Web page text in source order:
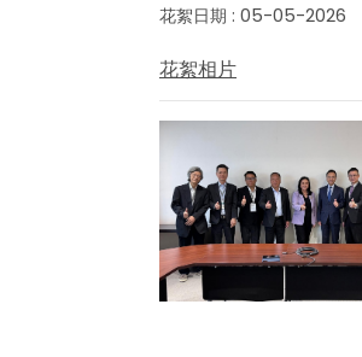
花絮日期 : 05-05-2026
花絮相片